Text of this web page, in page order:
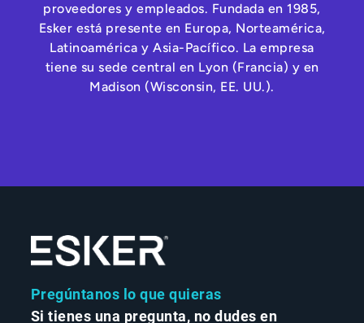
proveedores y empleados. Fundada en 1985,
Esker está presente en Europa, Norteamérica,
Latinoamérica y Asia-Pacífico. La empresa
tiene su sede central en Lyon (Francia) y en
Madison (Wisconsin, EE. UU.).
Pregúntanos lo que quieras
Si tienes una pregunta, no dudes en